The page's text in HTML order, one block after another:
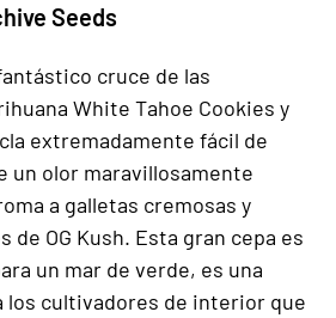
Seeds
cruce de las
White Tahoe Cookies y
extremadamente fácil de
un olor maravillosamente
a galletas cremosas y
de OG Kush. Esta gran cepa es
un mar de verde, es una
los cultivadores de interior que